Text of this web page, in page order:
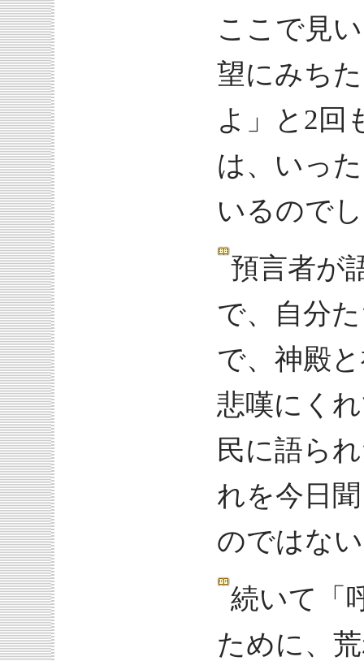
ここで見
望にみち
よ」と2回
は、いっ
いるので
預言者が
で、自分
で、神殿
悲嘆にく
民に語ら
れを今日
のではな
続いて「
ために、